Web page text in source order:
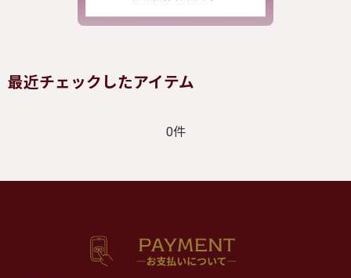
最近チェックしたアイテム
0件